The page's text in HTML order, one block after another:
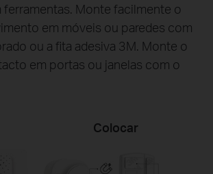
ferramentas. Monte facilmente o
em móveis ou paredes com
ou a fita adesiva 3M. Monte o
em portas ou janelas com o
Colocar